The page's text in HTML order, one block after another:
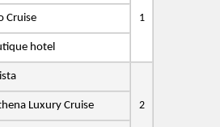
1
Cruise
hotel
2
Luxury Cruise